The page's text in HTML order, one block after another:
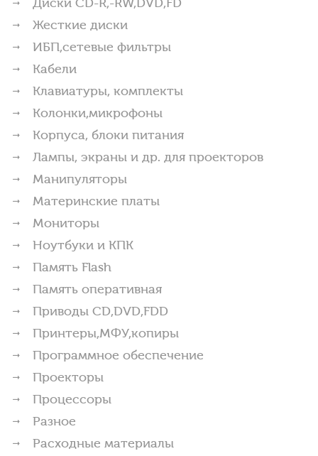
Жесткие диски
ИБП,сетевые фильтры
Кабели
Клавиатуры, комплекты
Колонки,микрофоны
Корпуса, блоки питания
Лампы, экраны и др. для проекторов
Манипуляторы
Материнские платы
Мониторы
Ноутбуки и КПК
Память Flash
Память оперативная
Приводы CD,DVD,FDD
Принтеры,МФУ,копиры
Программное обеспечение
Проекторы
Процессоры
Разное
Расходные материалы